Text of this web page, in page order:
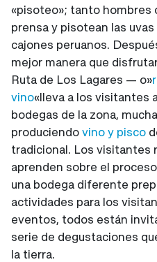
«pisoteo»; tanto hombres
prensa y pisotean las
cajones peruanos.
mejor manera que
Ruta de Los Lagares — o»
vino«lleva a los visitantes
bodegas de la zona,
produciendovino y pisco
tradicional. Los visitantes
aprenden sobre el
una bodega diferente
actividades para los
eventos, todos están
serie de degustaciones
la tierra.